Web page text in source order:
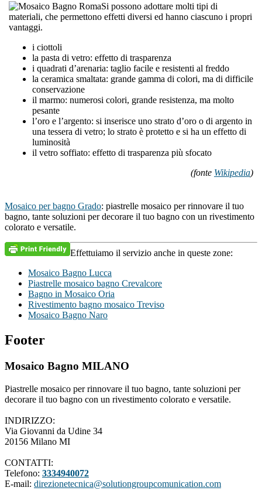
Si possono adottare molti tipi di
materiali, che permettono effetti diversi ed hanno ciascuno i propri
vantaggi.
i ciottoli
la pasta di vetro: effetto di trasparenza
i quadrati d’arenaria: taglio facile e resistenti al freddo
la ceramica smaltata: grande gamma di colori, ma di difficile
conservazione
il marmo: numerosi colori, grande resistenza, ma molto
pesante
l’oro e l’argento: si inserisce uno strato d’oro o di argento in
una tessera di vetro; lo strato è protetto e si ha un effetto di
luminosità
il vetro soffiato: effetto di trasparenza più sfocato
(fonte Wikipedia)
Mosaico per bagno Grado: piastrelle mosaico per rinnovare il tuo
bagno, tante soluzioni per decorare il tuo bagno con un rivestimento
colorato e versatile.
Effettuiamo il servizio anche in queste zone:
Mosaico Bagno Lucca
Piastrelle mosaico bagno Crevalcore
Bagno in Mosaico Oria
Rivestimento bagno mosaico Treviso
Mosaico Bagno Naro
Footer
Mosaico Bagno MILANO
Piastrelle mosaico per rinnovare il tuo bagno, tante soluzioni per
decorare il tuo bagno con un rivestimento colorato e versatile.
INDIRIZZO:
Via Giovanni da Udine 34
20156 Milano MI
CONTATTI:
Telefono: 3334940072
E-mail: direzionetecnica@solutiongroupcomunication.com